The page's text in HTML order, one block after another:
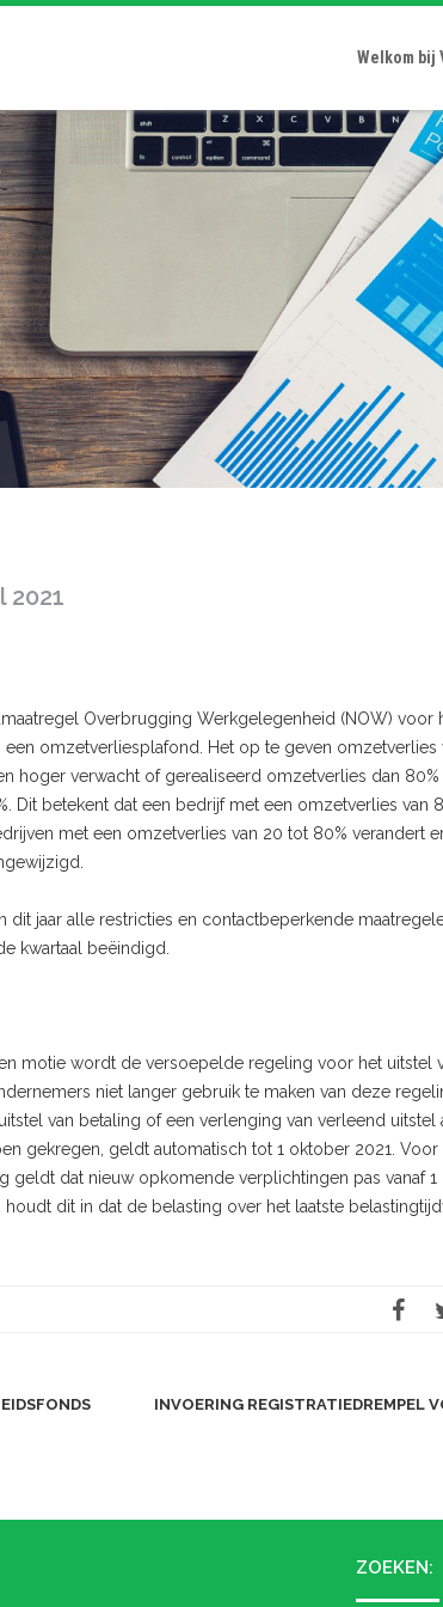
Welkom bij
2021
Overbrugging Werkgelegenheid (NOW) voor
omzetverliesplafond. Het op te geven
hoger verwacht of gerealiseerd omzetverlies dan
Dit betekent dat een bedrijf met een omzetverlies van
met een omzetverlies van 20 tot 80% verandert
dit jaar alle restricties en contactbeperkende
kwartaal beëindigd.
motie wordt de versoepelde regeling voor het uitstel
niet langer gebruik te maken van deze
van betaling of een verlenging van verleend uitstel
gekregen, geldt automatisch tot 1 oktober 2021.
geldt dat nieuw opkomende verplichtingen pas vanaf
dit in dat de belasting over het laatste
INVOERING REGISTRATIEDREMPEL
ZOEKEN: